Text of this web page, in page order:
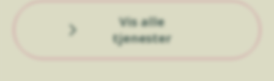
Vis alle
tjenester